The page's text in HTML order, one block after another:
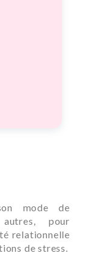
mode de
pour
relationnelle
de stress.